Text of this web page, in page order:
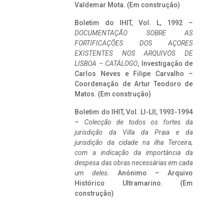
Valdemar Mota. (Em construção)
Boletim do IHIT, Vol. L, 1992 –
DOCUMENTAÇÃO SOBRE AS
FORTIFICAÇÕES DOS AÇORES
EXISTENTES NOS ARQUIVOS DE
LISBOA – CATÁLOGO, Investigação de
Carlos Neves e Filipe Carvalho –
Coordenação de Artur Teodoro de
Matos. (Em construção)
Boletim do IHIT, Vol. LI-LII, 1993-1994
– Colecção de todos os fortes da
jurisdição da Villa da Praia e da
jurisdição da cidade na ilha Terceira,
com a indicação da importância da
despesa das obras necessárias em cada
um deles. Anónimo – Arquivo
Histórico Ultramarino. (Em
construção)